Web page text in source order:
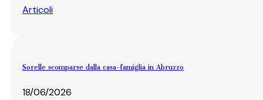
Articoli
Sorelle scomparse dalla casa-famiglia in Abruzzo
18/06/2026